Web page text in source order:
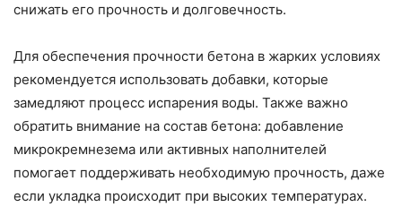
снижать его прочность и долговечность.
Для обеспечения прочности бетона в жарких условиях
рекомендуется использовать добавки, которые
замедляют процесс испарения воды. Также важно
обратить внимание на состав бетона: добавление
микрокремнезема или активных наполнителей
помогает поддерживать необходимую прочность, даже
если укладка происходит при высоких температурах.